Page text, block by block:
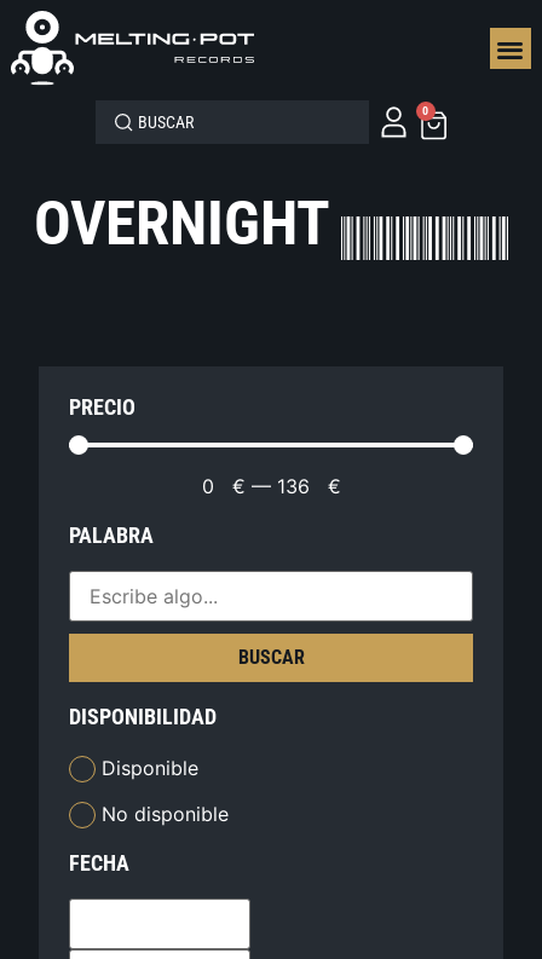
0
OVERNIGHT
PRECIO
0 € — 136 €
PALABRA
BUSCAR
DISPONIBILIDAD
Disponible
No disponible
FECHA